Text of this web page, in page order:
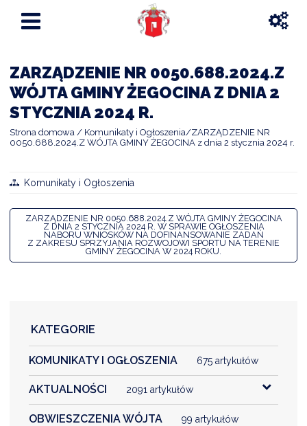
OBSŁUGI
ZARZĄDZENIE NR 0050.688.2024.Z
WÓJTA GMINY ŻEGOCINA Z DNIA 2
STYCZNIA 2024 R.
Strona domowa Komunikaty i Ogłoszenia
ZARZĄDZENIE NR
0050.688.2024.Z WÓJTA GMINY ŻEGOCINA z dnia 2 stycznia 2024 r.
Komunikaty i Ogłoszenia
ZARZĄDZENIE NR 0050.688.2024.Z WÓJTA GMINY ŻEGOCINA
Z DNIA 2 STYCZNIA 2024 R. W SPRAWIE OGŁOSZENIA
NABORU WNIOSKÓW NA DOFINANSOWANIE ZADAŃ
Z ZAKRESU SPRZYJANIA ROZWOJOWI SPORTU NA TERENIE
GMINY ŻEGOCINA W 2024 ROKU.
KATEGORIE
KOMUNIKATY I OGŁOSZENIA 675 artykułów
AKTUALNOŚCI 2091 artykułów
OBWIESZCZENIA WÓJTA 99 artykułów